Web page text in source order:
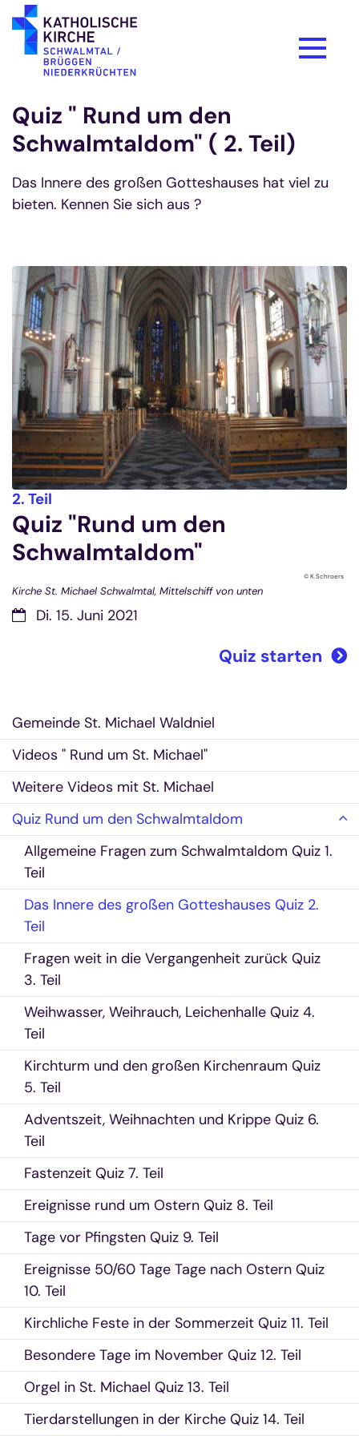
Zum Inhalt springen
Quiz " Rund um den
Schwalmtaldom" ( 2. Teil)
Das Innere des großen Gotteshauses hat viel zu
bieten. Kennen Sie sich aus ?
© K.Schroers
2. Teil
Quiz "Rund um den
Schwalmtaldom"
Kirche St. Michael Schwalmtal, Mittelschiff von unten
Di. 15. Juni 2021
Quiz starten
Gemeinde St. Michael Waldniel
Videos " Rund um St. Michael"
Weitere Videos mit St. Michael
Quiz Rund um den Schwalmtaldom
Allgemeine Fragen zum Schwalmtaldom Quiz 1.
Teil
Das Innere des großen Gotteshauses Quiz 2.
Teil
Fragen weit in die Vergangenheit zurück Quiz
3. Teil
Weihwasser, Weihrauch, Leichenhalle Quiz 4.
Teil
Kirchturm und den großen Kirchenraum Quiz
5. Teil
Adventszeit, Weihnachten und Krippe Quiz 6.
Teil
Fastenzeit Quiz 7. Teil
Ereignisse rund um Ostern Quiz 8. Teil
Tage vor Pfingsten Quiz 9. Teil
Ereignisse 50/60 Tage Tage nach Ostern Quiz
10. Teil
Kirchliche Feste in der Sommerzeit Quiz 11. Teil
Besondere Tage im November Quiz 12. Teil
Orgel in St. Michael Quiz 13. Teil
Tierdarstellungen in der Kirche Quiz 14. Teil